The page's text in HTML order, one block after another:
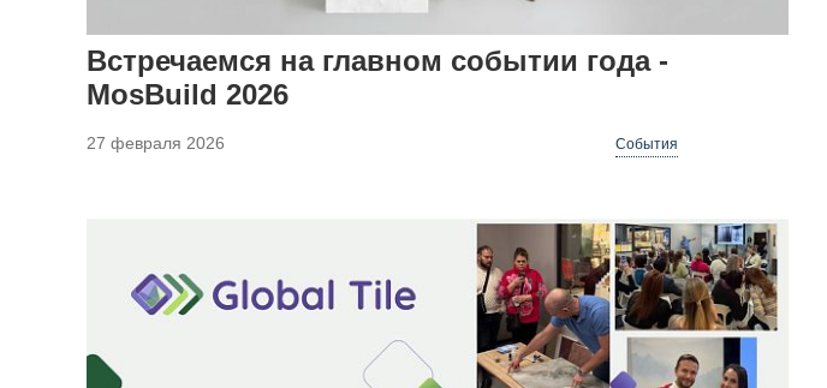
Встречаемся на главном событии года -
MosBuild 2026
27 февраля 2026 События